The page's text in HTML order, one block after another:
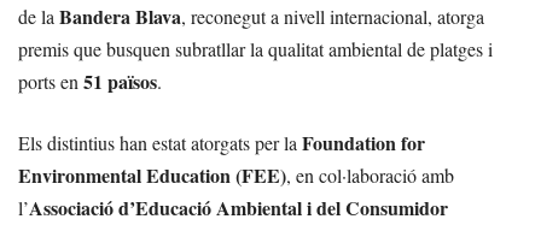
de la Bandera Blava, reconegut a nivell internacional, atorga
premis que busquen subratllar la qualitat ambiental de platges i
ports en 51 països.
Els distintius han estat atorgats per la Foundation for
Environmental Education (FEE), en col·laboració amb
l’Associació d’Educació Ambiental i del Consumidor